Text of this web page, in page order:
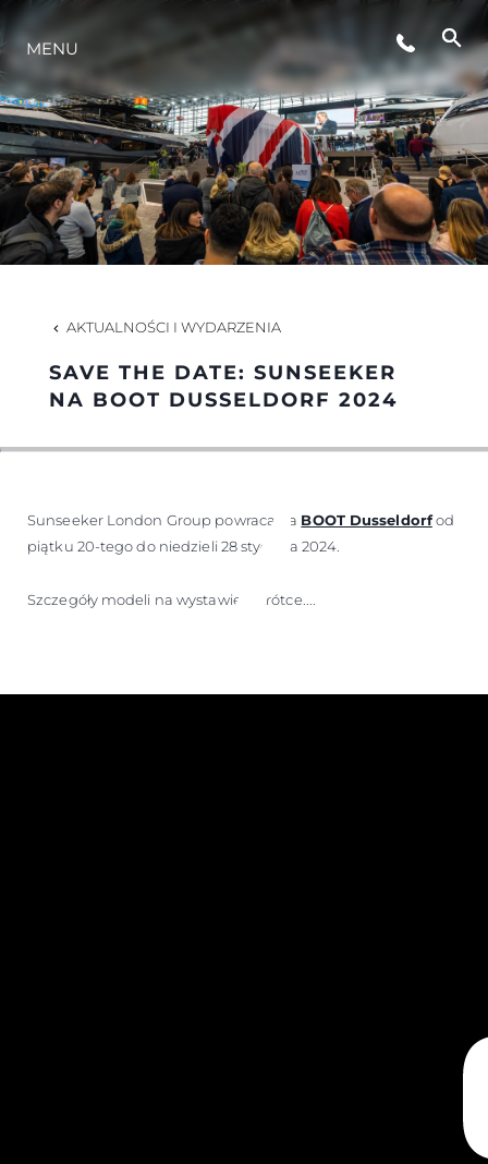
STYL ŻYCIA
INNOWACJA
PRZEDSIĘBIORSTWO
ZESPÓŁ
TRADYCJA
MENU
AKTUALNOŚCI I WYDARZENIA
SAVE THE DATE: SUNSEEKER
NA BOOT DUSSELDORF 2024
Sunseeker London Group powraca na BOOT Dusseldorfod
piątku 20-tego do niedzieli 28 stycznia 2024.
Szczegóły modeli na wystawie wkrótce....